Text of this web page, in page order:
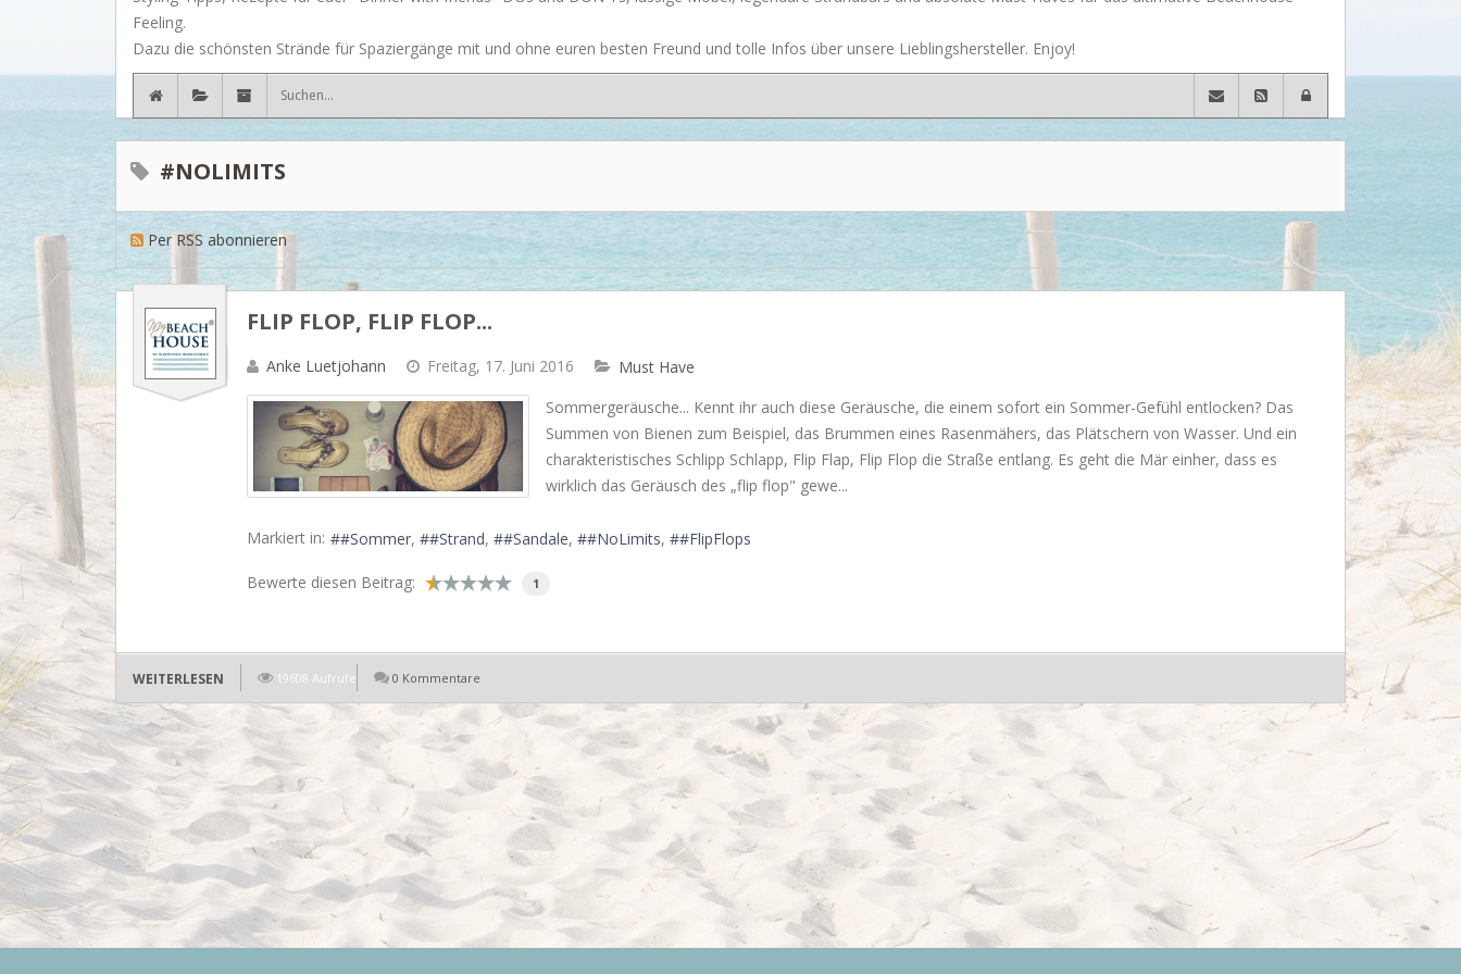
Ilse Jacobsen
Behind the scenes...
Events
Must have
Strände
Feeling.
Dazu die schönsten Strände für Spaziergänge mit und ohne euren besten Freund und tolle Infos über unsere Lieblingshersteller. Enjoy!
#NOLIMITS
Per RSS abonnieren
FLIP FLOP, FLIP FLOP...
Anke Luetjohann Freitag, 17. Juni 2016
Must Have
Sommergeräusche... Kennt ihr auch diese Geräusche, die einem sofort ein Sommer-Gefühl entlocken? Das
Summen von Bienen zum Beispiel, das Brummen eines Rasenmähers, das Plätschern von Wasser. Und ein
charakteristisches Schlipp Schlapp, Flip Flap, Flip Flop die Straße entlang. Es geht die Mär einher, dass es
wirklich das Geräusch des „flip flop" gewe...
Markiert in: #Sommer #Strand #Sandale #NoLimits #FlipFlops
Bewerte diesen Beitrag: 1
WEITERLESEN 19608 Aufrufe 0 Kommentare